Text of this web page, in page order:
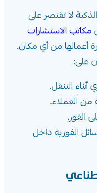
لا تقتصر على
مكاتب الاستشارات
أعمالها من أي مكان.
على:
التنقل.
من العملاء.
الفور.
الفورية داخل